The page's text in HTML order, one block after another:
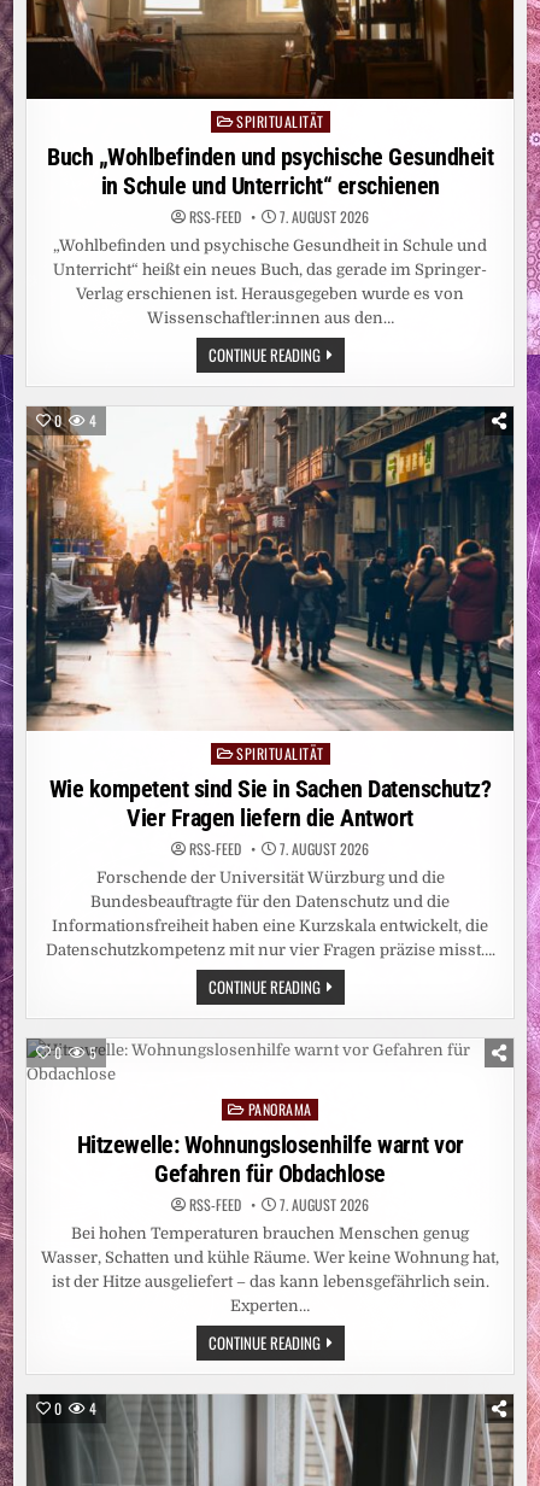
Posted
in
SPIRITUALITÄT
Buch „Wohlbefinden und psychische Gesundheit
in Schule und Unterricht“ erschienen
RSS-FEED 7. AUGUST 2026
„Wohlbefinden und psychische Gesundheit in Schule und
Unterricht“ heißt ein neues Buch, das gerade im Springer-
Verlag erschienen ist. Herausgegeben wurde es von
Wissenschaftler:innen aus den…
CONTINUE READINGBUCH
„WOHLBEFINDEN
UND
GESUNDHEIT
SCHULE
UND
UNTERRICHT“
ERSCHIENEN
0 4
PostedSPIRITUALITÄT
Wie kompetent sind Sie in Sachen Datenschutz?
Vier Fragen liefern die Antwort
RSS-FEED 7. AUGUST 2026
Forschende der Universität Würzburg und die
Bundesbeauftragte für den Datenschutz und die
Informationsfreiheit haben eine Kurzskala entwickelt, die
Datenschutzkompetenz mit nur vier Fragen präzise misst….
CONTINUE READINGWIE
KOMPETENT
SIND
IN
SACHEN
DIE
ANTWORT
0 5
PostedPANORAMA
Hitzewelle: Wohnungslosenhilfe warnt vor
Gefahren für Obdachlose
RSS-FEED 7. AUGUST 2026
Bei hohen Temperaturen brauchen Menschen genug
Wasser, Schatten und kühle Räume. Wer keine Wohnung hat,
ist der Hitze ausgeliefert – das kann lebensgefährlich sein.
Experten…
CONTINUE READINGHITZEWELLE:
WOHNUNGSLOSENHILFE
WARNT
GEFAHREN
FÜR
OBDACHLOSE
0 4